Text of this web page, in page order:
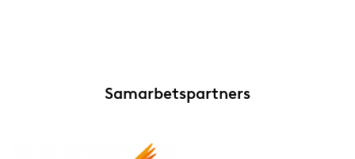
Samarbetspartners